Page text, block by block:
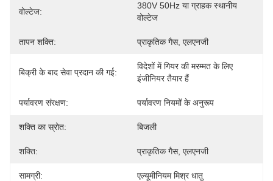
वोल्टेज:
380V 50Hz या ग्राहक स्थानीय
वोल्टेज
तापन शक्ति: प्राकृतिक गैस, एलएनजी
बिक्री के बाद सेवा प्रदान की गई:
विदेशों में गियर की मरम्मत के लिए
इंजीनियर तैयार हैं
पर्यावरण संरक्षण: पर्यावरण नियमों के अनुरूप
शक्ति का स्रोत: बिजली
शक्ति: प्राकृतिक गैस, एलएनजी
सामग्री: एल्यूमीनियम मिश्र धातु